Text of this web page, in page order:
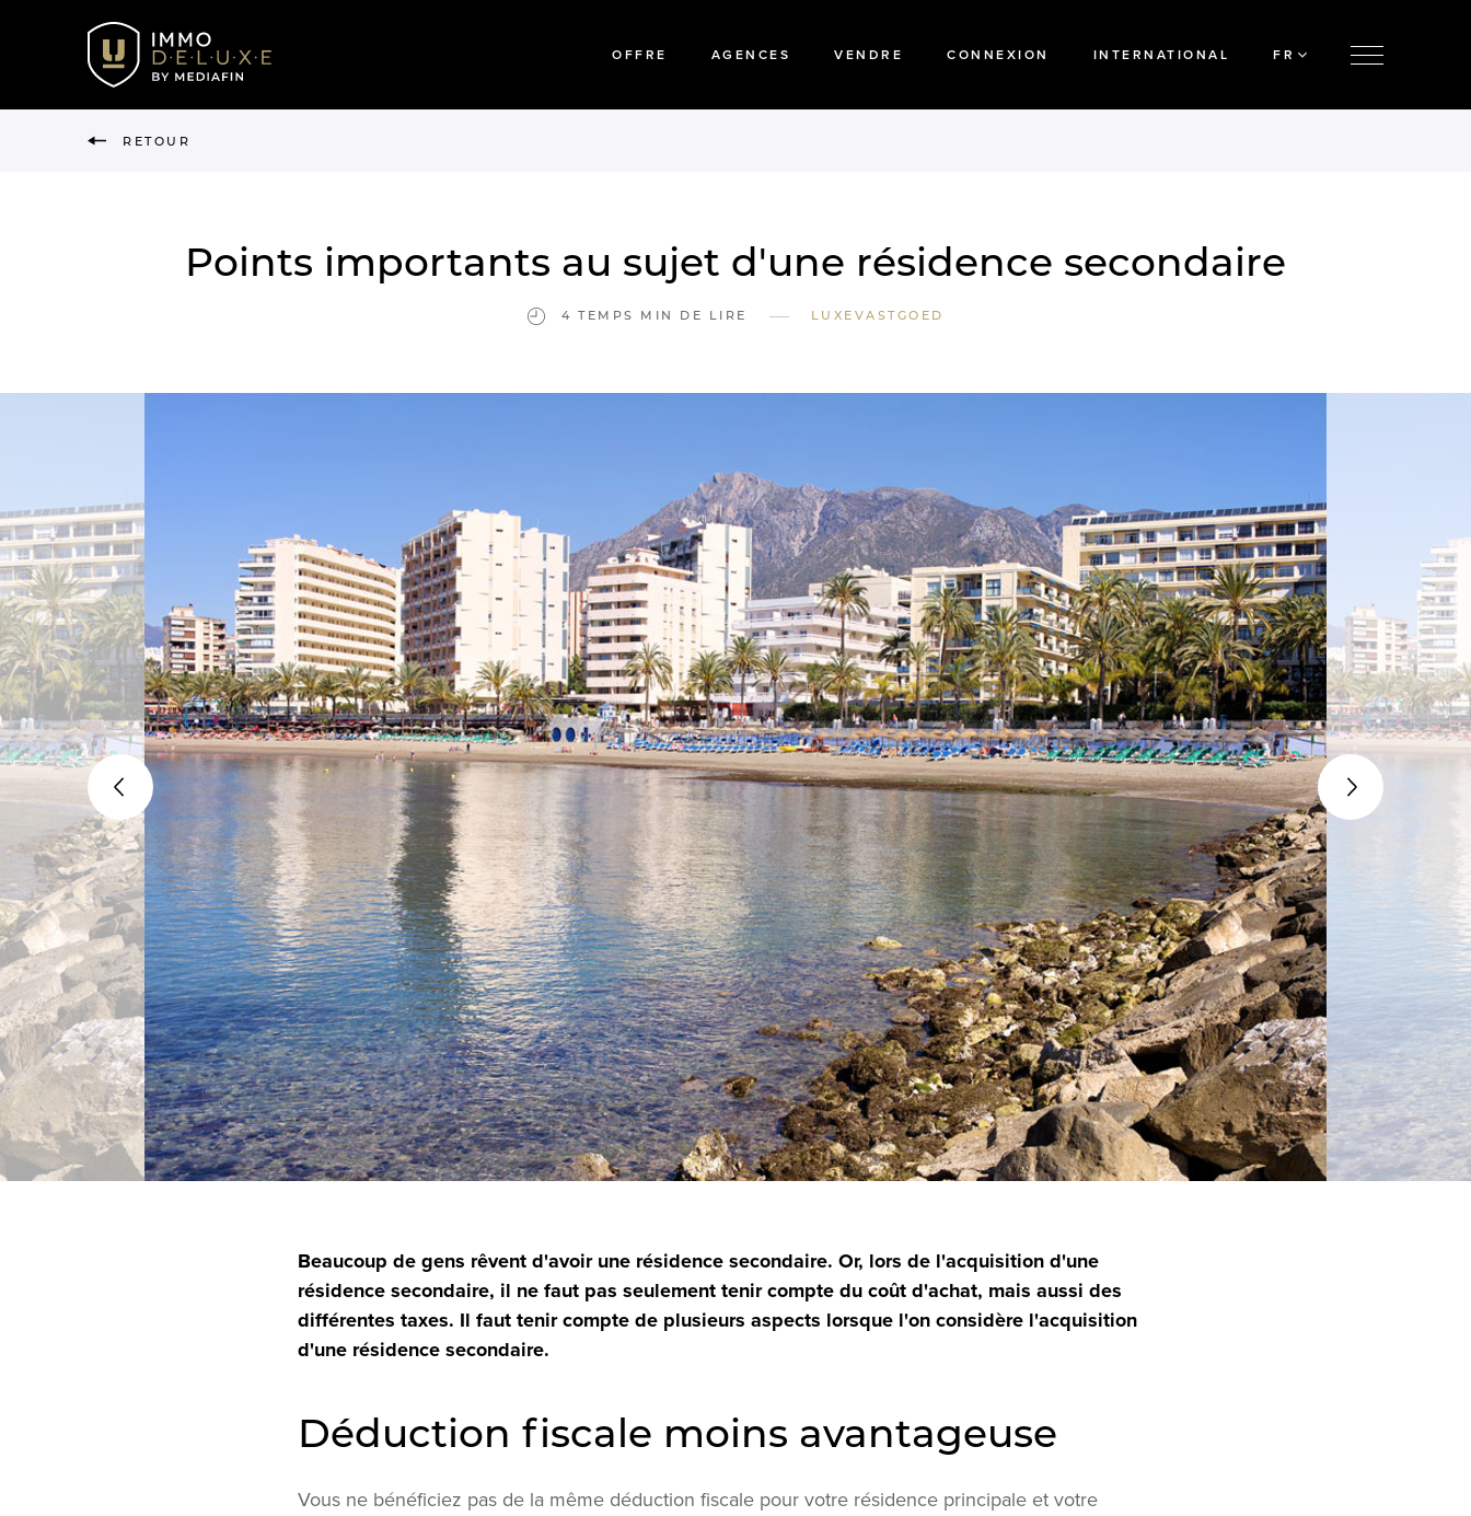
OFFRE AGENCES VENDRE CONNEXION INTERNATIONAL FR
RETOUR
Points importants au sujet d'une résidence secondaire
4 TEMPS MIN DE LIRE — LUXEVASTGOED
Beaucoup de gens rêvent d'avoir une résidence secondaire. Or, lors de l'acquisition d'une
résidence secondaire, il ne faut pas seulement tenir compte du coût d'achat, mais aussi des
différentes taxes. Il faut tenir compte de plusieurs aspects lorsque l'on considère l'acquisition
d'une résidence secondaire.
Déduction fiscale moins avantageuse
Vous ne bénéficiez pas de la même déduction fiscale pour votre résidence principale et votre